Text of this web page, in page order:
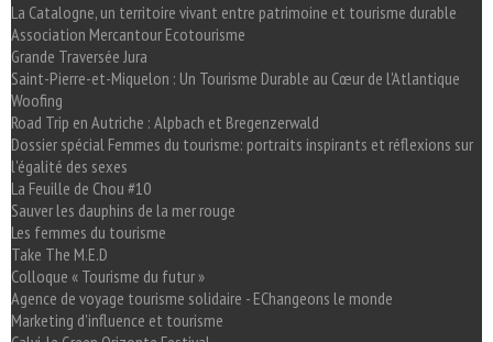
La Catalogne, un territoire vivant entre patrimoine et tourisme durable
Association Mercantour Ecotourisme
Grande Traversée Jura
Saint-Pierre-et-Miquelon : Un Tourisme Durable au Cœur de l'Atlantique
Woofing
Road Trip en Autriche : Alpbach et Bregenzerwald
Dossier spécial Femmes du tourisme: portraits inspirants et réflexions sur
l'égalité des sexes
La Feuille de Chou #10
Sauver les dauphins de la mer rouge
Les femmes du tourisme
Take The M.E.D
Colloque « Tourisme du futur »
Agence de voyage tourisme solidaire - EChangeons le monde
Marketing d'influence et tourisme